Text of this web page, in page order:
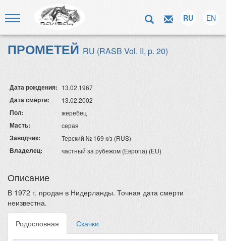
RU EN
ПРОМЕТЕЙ RU (RASB Vol. II, p. 20)
Дата рождения: 13.02.1967
Дата смерти: 13.02.2002
Пол: жеребец
Масть: серая
Заводчик: Терский № 169 к/з (RUS)
Владелец: частный за рубежом (Европа) (EU)
Описание
В 1972 г. продан в Нидерланды. Точная дата смерти
неизвестна.
Родословная Скачки